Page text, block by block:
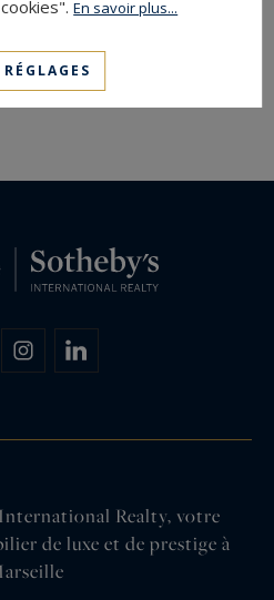
de transactions.
Realty, votre
de luxe et de prestige à
En savoir plus...
RÉGLAGES